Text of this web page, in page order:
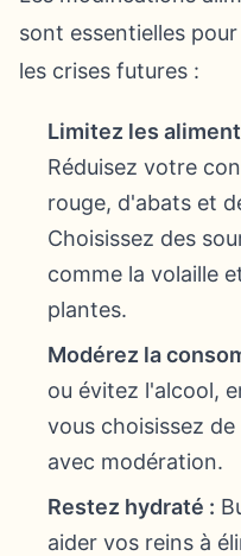
sont essentielles
les crises futures :
Limitez les
Réduisez votre
rouge, d'abats et
Choisissez des
comme la volaille
plantes.
Modérez la
ou évitez l'alcool,
vous choisissez
avec modération.
Restez hydraté :
aider vos reins à